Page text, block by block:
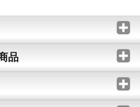
品